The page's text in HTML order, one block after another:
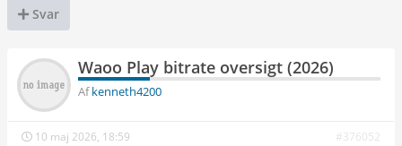
Svar
Waoo Play bitrate oversigt (2026)
Afkenneth4200
10 maj 2026, 18:59 #376052